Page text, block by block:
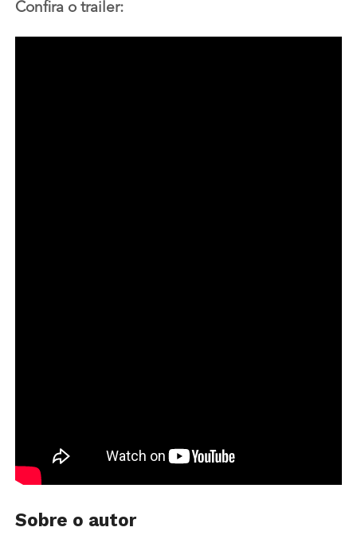
Confira o trailer:
Sobre o autor